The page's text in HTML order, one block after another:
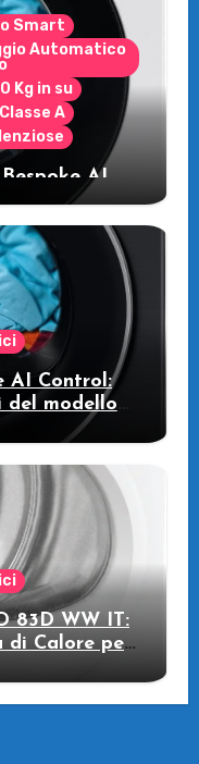
Smart
Automatico
Kg in su
A
AI
la lavatrice
AI Control:
del modello
83D WW IT:
di Calore per